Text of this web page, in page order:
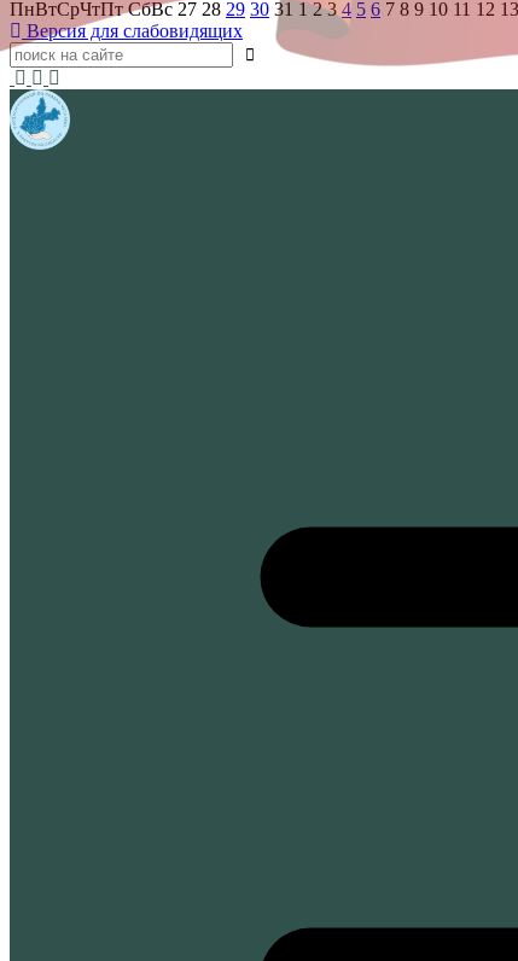
ПнВтСрЧтПт СбВс 27 28 29 30 31 1 2 3 4 5 6 7 8 9 10 11 12 13
Версия для слабовидящих